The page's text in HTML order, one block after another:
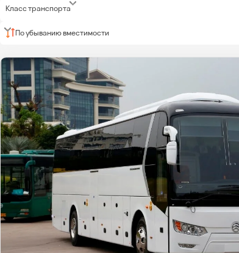
Класс транспорта
По убыванию вместимости